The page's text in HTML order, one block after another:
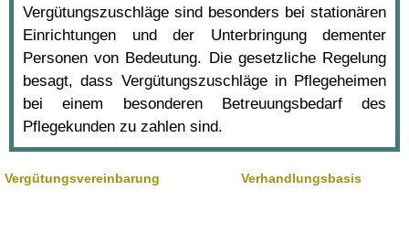
Vergütungszuschläge sind besonders bei stationären
Einrichtungen und der Unterbringung dementer
Personen von Bedeutung. Die gesetzliche Regelung
besagt, dass Vergütungszuschläge in Pflegeheimen
bei einem besonderen Betreuungsbedarf des
Pflegekunden zu zahlen sind.
Vergütungsvereinbarung Verhandlungsbasis